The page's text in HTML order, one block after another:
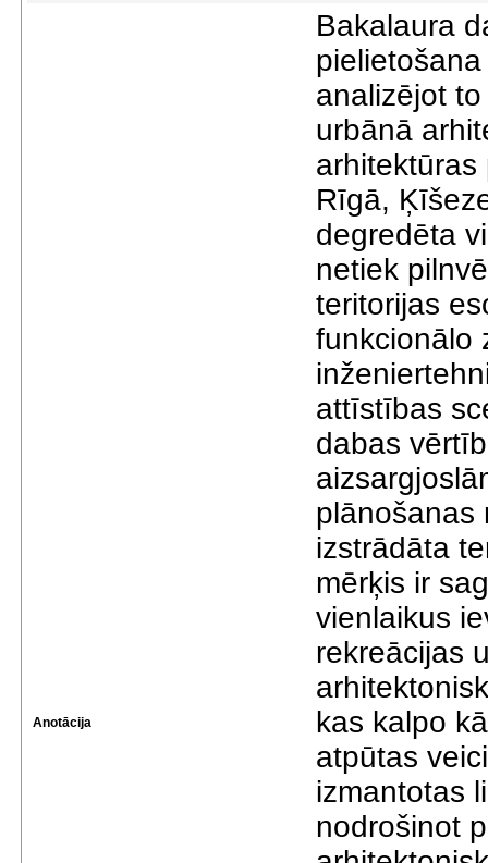
Anotācija
Bakalaura
analizējot
urbānā
arhitektūras
Rīgā,
degredēta
netiek
teritorijas
funkcionālo
attīstības
dabas
plānošanas
izstrādāta
mērķis ir
vienlaikus
rekreācijas
kas kalpo
atpūtas
izmantotas
nodrošinot